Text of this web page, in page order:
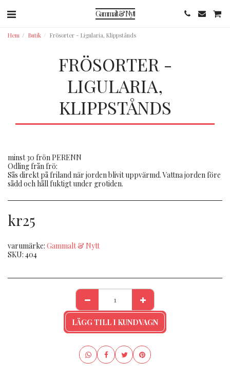
Gammalt & Nytt
Hem Butik Frösorter - Ligularia, Klippstånds
FRÖSORTER -
LIGULARIA,
KLIPPSTÅNDS
minst 30 frön PERENN
Odling från frö:
Sås direkt på friland när jorden blivit uppvärmd. Vattna jorden före
sådd och håll fuktigt under grotiden.
kr25
varumärke: Gammalt & Nytt
SKU: 404
LÄGG TILL I KUNDVAGN